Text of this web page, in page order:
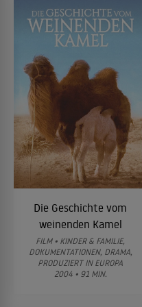
Die Geschichte vom
weinenden Kamel
FILM • KINDER & FAMILIE,
DOKUMENTATIONEN, DRAMA,
PRODUZIERT IN EUROPA
2004 • 91 MIN.